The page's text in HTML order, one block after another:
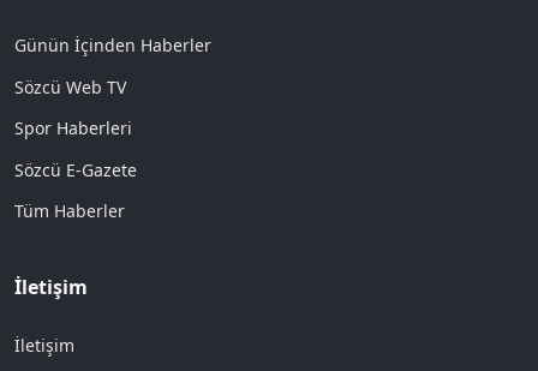
Günün İçinden Haberler
Sözcü Web TV
Spor Haberleri
Sözcü E-Gazete
Tüm Haberler
İletişim
İletişim